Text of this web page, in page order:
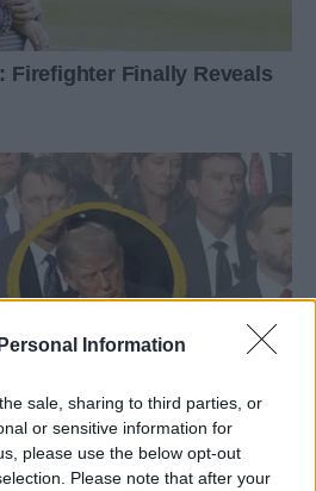
Information
sale, sharing to third parties, or
or sensitive information for
please use the below opt-out
Please note that after your